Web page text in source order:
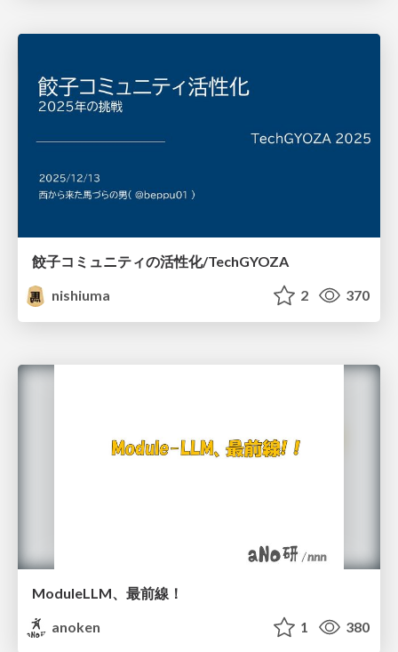
餃子コミュニティの活性化/TechGYOZA
nishiuma
2 370
ModuleLLM、最前線！
anoken
1 380